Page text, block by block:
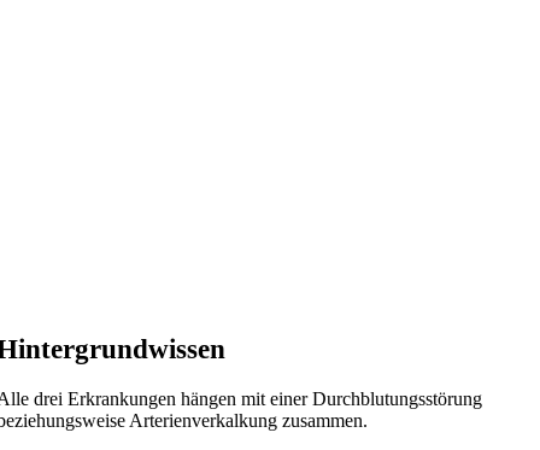
drei Erkrankungen hängen mit einer Durchblutungsstörung
Arterienverkalkung zusammen.